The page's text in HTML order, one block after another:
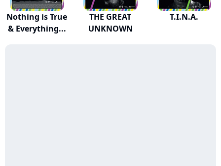
Nothing is True
& Everything...
THE GREAT
UNKNOWN
T.I.N.A.